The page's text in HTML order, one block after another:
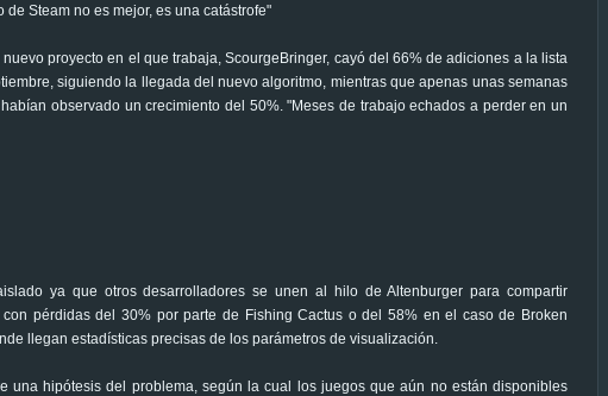
de Steam no es mejor, es una catástrofe"
proyecto en el que trabaja, ScourgeBringer, cayó del 66% de adiciones a la lista
siguiendo la llegada del nuevo algoritmo, mientras que apenas unas semanas
observado un crecimiento del 50%. "Meses de trabajo echados a perder en un
ya que otros desarrolladores se unen al hilo de Altenburger para compartir
con pérdidas del 30% por parte de Fishing Cactus o del 58% en el caso de Broken
llegan estadísticas precisas de los parámetros de visualización.
una hipótesis del problema, según la cual los juegos que aún no están disponibles